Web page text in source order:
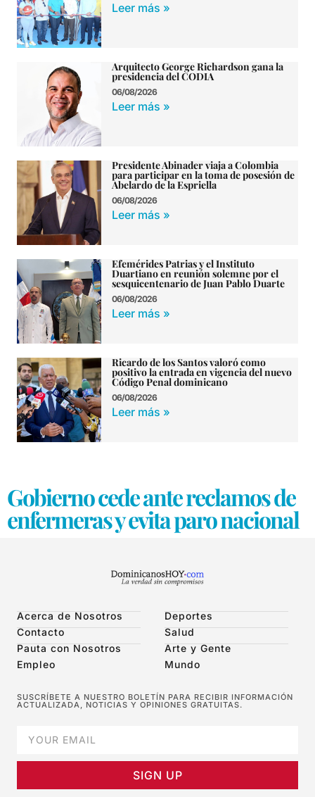
Leer más »
Arquitecto George Richardson gana la
presidencia del CODIA
06/08/2026
Leer más »
Presidente Abinader viaja a Colombia
para participar en la toma de posesión de
Abelardo de la Espriella
06/08/2026
Leer más »
Efemérides Patrias y el Instituto
Duartiano en reunión solemne por el
sesquicentenario de Juan Pablo Duarte
06/08/2026
Leer más »
Ricardo de los Santos valoró como
positivo la entrada en vigencia del nuevo
Código Penal dominicano
06/08/2026
Leer más »
Gobierno cede ante reclamos de
enfermeras y evita paro nacional
Acerca de Nosotros
Contacto
Pauta con Nosotros
Empleo
Deportes
Salud
Arte y Gente
Mundo
SUSCRÍBETE A NUESTRO BOLETÍN PARA RECIBIR INFORMACIÓN
ACTUALIZADA, NOTICIAS Y OPINIONES GRATUITAS.
SIGN UP